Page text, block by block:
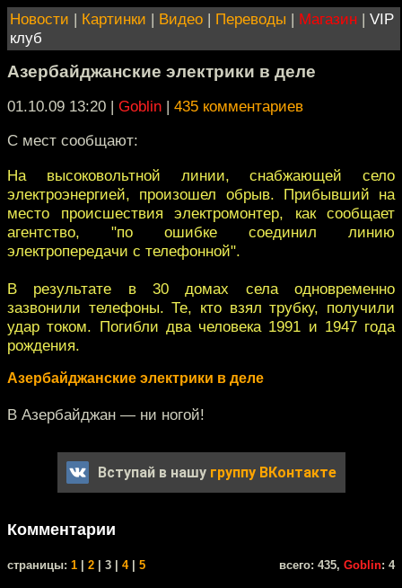
Новости | Картинки | Видео | Переводы | Магазин | VIP
клуб
Азербайджанские электрики в деле
01.10.09 13:20 | Goblin | 435 комментариев
С мест сообщают:
На высоковольтной линии, снабжающей село
электроэнергией, произошел обрыв. Прибывший на
место происшествия электромонтер, как сообщает
агентство, "по ошибке соединил линию
электропередачи с телефонной".
В результате в 30 домах села одновременно
зазвонили телефоны. Те, кто взял трубку, получили
удар током. Погибли два человека 1991 и 1947 года
рождения.
Азербайджанские электрики в деле
В Азербайджан — ни ногой!
Вступай в нашу группу ВКонтакте
Комментарии
cтраницы: 1 2 | 3 | 4| 5 всего: 435, Goblin: 4